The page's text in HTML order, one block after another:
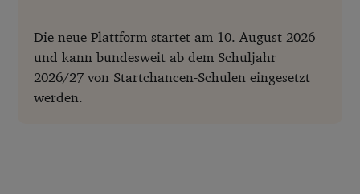
Die neue Plattform startet am 10. August 2026
und kann bundesweit ab dem Schuljahr
2026/27 von Startchancen-Schulen eingesetzt
werden.